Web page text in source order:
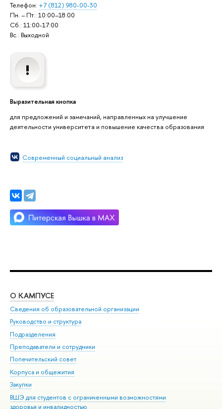
Телефон: +7 (812) 980-00-30
Пн. – Пт.: 10:00–18:00
Сб.: 11:00-17:00
Вс.: Выходной
Выразительная кнопка
для предложений и замечаний, направленных на улучшение
деятельности университета и повышение качества образования
Современный социальный анализ
О КАМПУСЕ
Сведения об образовательной организации
Руководство и структура
Подразделения
Преподаватели и сотрудники
Попечительский совет
Корпуса и общежития
Закупки
ВШЭ для студентов с ограниченными возможностями
здоровья и инвалидностью